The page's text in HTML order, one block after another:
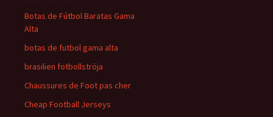
Botas de Fútbol Baratas Gama
Alta
botas de futbol gama alta
brasilien fotbollströja
Chaussures de Foot pas cher
Cheap Football Jerseys